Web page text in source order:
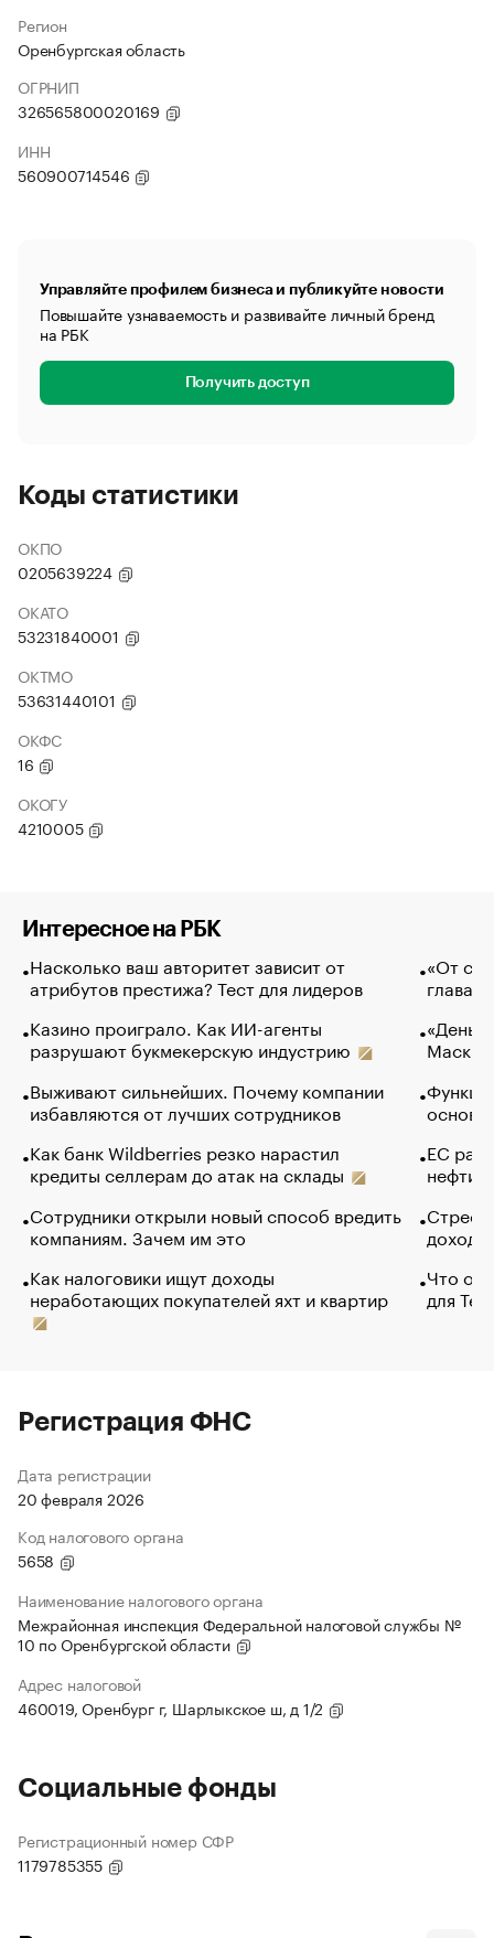
Регион
Оренбургская область
ОГРНИП
326565800020169
ИНН
560900714546
Управляйте профилем бизнеса и публикуйте новости
Повышайте узнаваемость и развивайте личный бренд
на РБК
Получить доступ
Коды статистики
ОКПО
0205639224
ОКАТО
53231840001
ОКТМО
53631440101
ОКФС
16
ОКОГУ
4210005
Интересное на РБК
Насколько ваш авторитет зависит от
атрибутов престижа? Тест для лидеров
Казино проиграло. Как ИИ-агенты
разрушают букмекерскую индустрию
Выживают сильнейших. Почему компании
избавляются от лучших сотрудников
Как банк Wildberries резко нарастил
кредиты селлерам до атак на склады
Сотрудники открыли новый способ вредить
компаниям. Зачем им это
Как налоговики ищут доходы
неработающих покупателей яхт и квартир
«От
глава
Маск в
основ
ЕС
нефти
Что
для
Регистрация ФНС
Дата регистрации
20 февраля 2026
Код налогового органа
5658
Наименование налогового органа
Межрайонная инспекция Федеральной налоговой службы №
10 по Оренбургской области
Адрес налоговой
460019, Оренбург г, Шарлыкское ш, д 1/2
Социальные фонды
Регистрационный номер СФР
1179785355